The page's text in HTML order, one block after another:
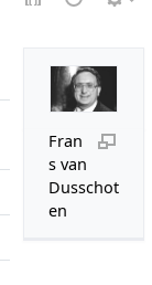
Fran
s van
Dusschot
en